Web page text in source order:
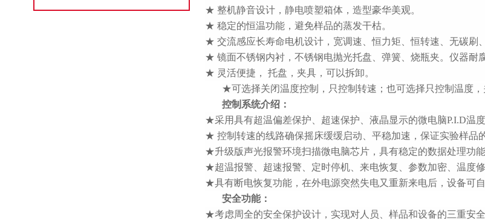
★ 整机静音设计，静电喷塑箱体，造型豪华美观。
★ 稳定的恒温功能，避免样品的蒸发干枯。
★ 交流感应长寿命电机设计，宽调速、恒力矩、恒转速、无碳刷
★ 镜面不锈钢内衬，不锈钢电抛光托盘、弹簧、烧瓶夹。仪器耐腐
★ 灵活便捷， 托盘，夹具，可以拆卸。
★可选择关闭温度控制，只控制转速；也可选择只控制温度，
控制系统介绍：
★采用具有超温偏差保护、超速保护、液晶显示的微电脑P.I.D温
★ 控制转速的线路确保摇床缓缓启动、平稳加速，保证实验样品
★升级版声光报警环境扫描微电脑芯片，具有稳定的数据处理功能
★超温报警、超速报警、定时停机、来电恢复、参数加密、温度修
★具有断电恢复功能，在外电源突然失电又重新来电后，设备可
安全功能：
★考虑周全的安全保护设计，实现对人员、样品和设备的三重安